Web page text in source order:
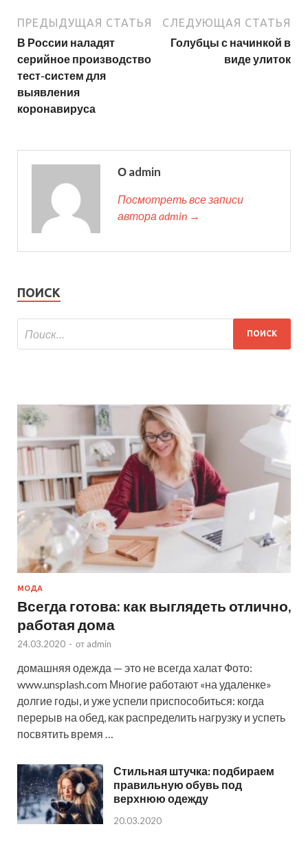
ПРЕДЫДУЩАЯ СТАТЬЯ
В России наладят
серийное производство
тест-систем для
выявления
коронавируса
СЛЕДУЮЩАЯ СТАТЬЯ
Голубцы с начинкой в
виде улиток
О admin
Посмотреть все записи
автора admin →
ПОИСК
МОДА
Всегда готова: как выглядеть отлично,
работая дома
24.03.2020 - от admin
домашняя одежда — это не всегда халат Фото:
www.unsplash.com Многие работают «на удаленке»
долгие годы, и уже успели приспособиться: когда
перерыв на обед, как распределить нагрузку и успеть
посвятить время …
Стильная штучка: подбираем
правильную обувь под
верхнюю одежду
20.03.2020